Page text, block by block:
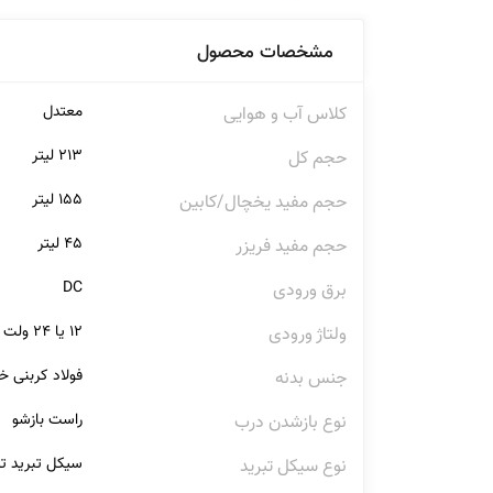
مشخصات محصول
کلاس آب و هوایی معتدل
حجم کل ۲۱۳ لیتر
حجم مفید یخچال/کابین ۱۵۵ لیتر
حجم مفید فریزر ۴۵ لیتر
برق ورودی DC
ولتاژ ورودی ۱۲ یا ۲۴ ولت
جنس بدنه فولاد کربنی
نوع بازشدن درب راست بازشو
نوع سیکل تبرید سیکل تبرید